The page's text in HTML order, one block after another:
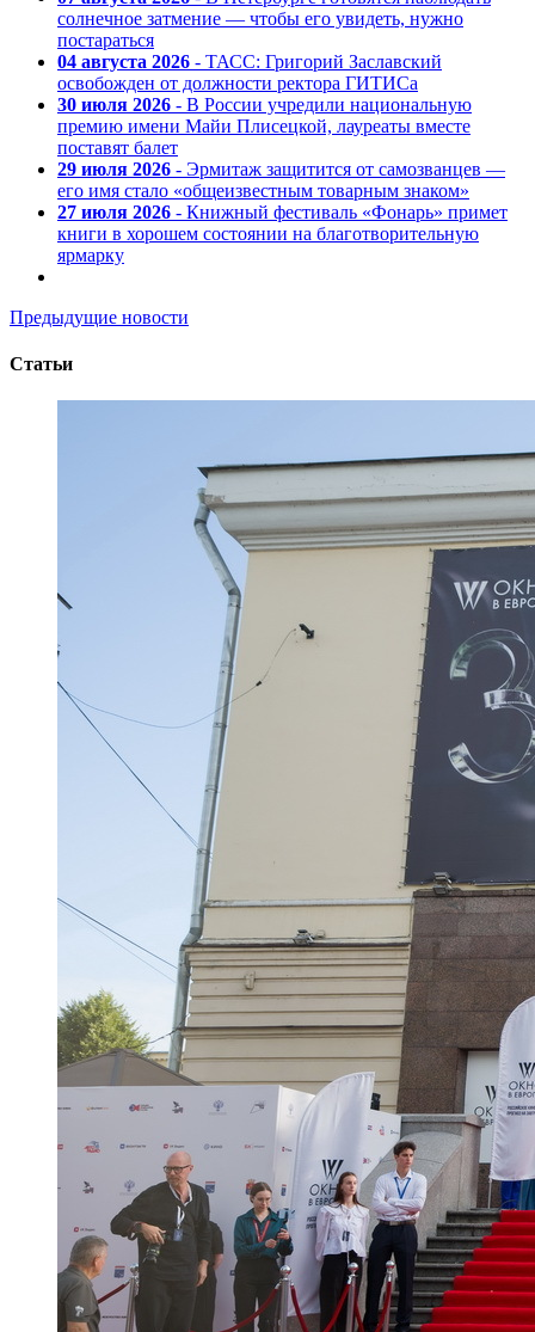
солнечное затмение — чтобы его увидеть, нужно
постараться
04 августа 2026 - ТАСС: Григорий Заславский
освобожден от должности ректора ГИТИСа
30 июля 2026 - В России учредили национальную
премию имени Майи Плисецкой, лауреаты вместе
поставят балет
29 июля 2026 - Эрмитаж защитится от самозванцев —
его имя стало «общеизвестным товарным знаком»
27 июля 2026 - Книжный фестиваль «Фонарь» примет
книги в хорошем состоянии на благотворительную
ярмарку
Предыдущие новости
Статьи